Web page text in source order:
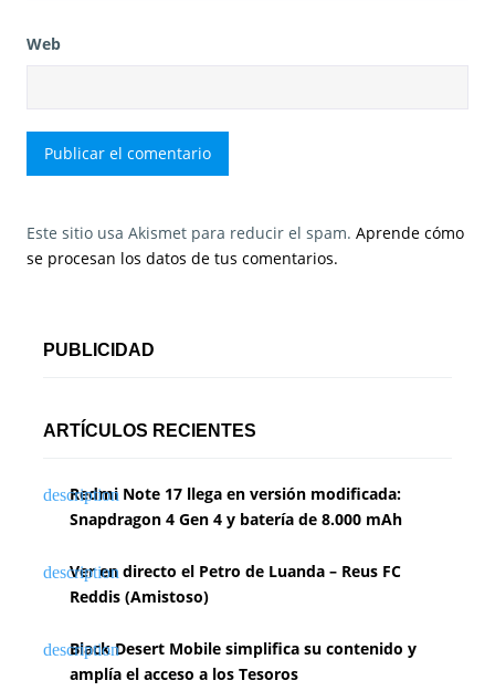
Web
Este sitio usa Akismet para reducir el spam. Aprende cómo
se procesan los datos de tus comentarios.
PUBLICIDAD
ARTÍCULOS RECIENTES
Redmi Note 17 llega en versión modificada:
Snapdragon 4 Gen 4 y batería de 8.000 mAh
Ver en directo el Petro de Luanda – Reus FC
Reddis (Amistoso)
Black Desert Mobile simplifica su contenido y
amplía el acceso a los Tesoros